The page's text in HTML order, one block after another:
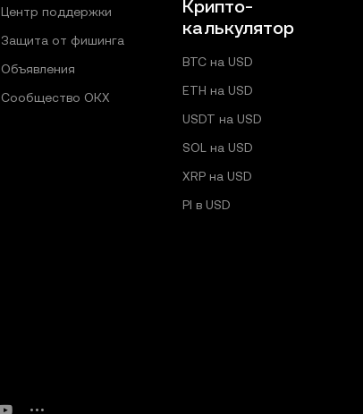
Центр поддержки
Защита от фишинга
Объявления
Сообщество ОКХ
Крипто-
калькулятор
BTC на USD
ETH на USD
USDT на USD
SOL на USD
XRP на USD
PI в USD